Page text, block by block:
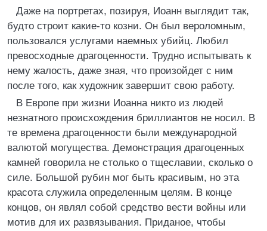
Даже на портретах, позируя, Иоанн выглядит так,
будто строит какие-то козни. Он был вероломным,
пользовался услугами наемных убийц. Любил
превосходные драгоценности. Трудно испытывать к
нему жалость, даже зная, что произойдет с ним
после того, как художник завершит свою работу.
В Европе при жизни Иоанна никто из людей
незнатного происхождения бриллиантов не носил. В
те времена драгоценности были международной
валютой могущества. Демонстрация драгоценных
камней говорила не столько о тщеславии, сколько о
силе. Большой рубин мог быть красивым, но эта
красота служила определенным целям. В конце
концов, он являл собой средство вести войны или
мотив для их развязывания. Приданое, чтобы